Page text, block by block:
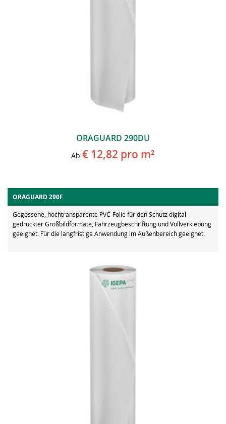
ORAGUARD 290DU
Ab € 12,82 pro m²
ORAGUARD 290F
Gegossene, hochtransparente PVC-Folie für den Schutz digital
gedruckter Großbildformate, Fahrzeugbeschriftung und Vollverklebung
geeignet. Für die langfristige Anwendung im Außenbereich geeignet.